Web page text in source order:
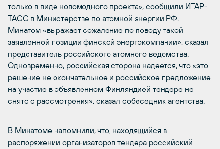
только в виде новомодного проекта», сообщили ИТАР-
ТАСС в Министерстве по атомной энергии РФ.
Минатом «выражает сожаление по поводу такой
заявленной позиции финской энергокомпании», сказал
представитель российского атомного ведомства.
Одновременно, российская сторона надеется, что «это
решение не окончательное и российское предложение
на участие в объявленном Финляндией тендере не
снято с рассмотрения», сказал собеседник агентства.
В Минатоме напомнили, что, находящийся в
распоряжении организаторов тендера российский